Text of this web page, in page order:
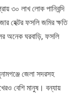
৩০ লাখ লোক পানিবন্দি
হেক্টর ফসলি জমির ক্ষতি
অনেক ঘরবাড়ি, ফসলি
জেলা সদরসহ
বেশি মানুষ। বন্যায়